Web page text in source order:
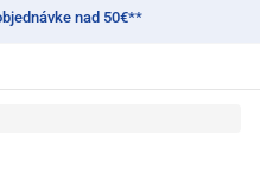
nad 50€**